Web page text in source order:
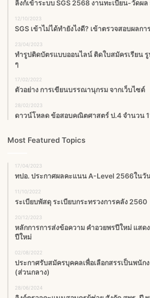
ลิงก์เข้าระบบ SGS 2568 งานทะเบียน-วัดผล
12/10/2023
SGS เข้าไม่ได้ทำยังไงดี? เข้าตรวจสอบผลกา
23/04/2023
ทำรูปติดบัตรแบบออนไลน์ ติดใบสมัครเรียน
ๆ
17/02/2022
ตัวอย่าง การเขียนบรรณานุกรม จากเว็บไซต์
28/02/2023
ดาวน์โหลด ข้อสอบคณิตศาสตร์ ป.4 จำนวน
Most Featured Topics
17/04/2023
ทปอ. ประกาศผลคะแนน A-Level 2566ในวั
11/10/2022
ระเบียบพัสดุ ระเบียบกระทรวงการคลัง 2560
20/12/2023
หลักการการส่งข้อความ คำอวยพรปีใหม่ แสด
ปีใหม่
02/08/2022
ประกาศรับสมัครบุคคลเพื่อเลือกสรรเป็นพนัก
(ส่วนกลาง)
28/06/2024